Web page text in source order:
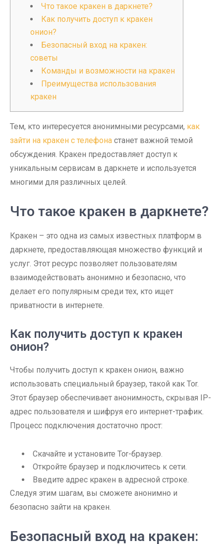
Что такое кракен в даркнете?
Как получить доступ к кракен
онион?
Безопасный вход на кракен:
советы
Команды и возможности на кракен
Преимущества использования
кракен
Тем, кто интересуется анонимными ресурсами, как
зайти на кракен с телефона станет важной темой
обсуждения. Кракен предоставляет доступ к
уникальным сервисам в даркнете и используется
многими для различных целей.
Что такое кракен в даркнете?
Кракен – это одна из самых известных платформ в
даркнете, предоставляющая множество функций и
услуг. Этот ресурс позволяет пользователям
взаимодействовать анонимно и безопасно, что
делает его популярным среди тех, кто ищет
приватности в интернете.
Как получить доступ к кракен
онион?
Чтобы получить доступ к кракен онион, важно
использовать специальный браузер, такой как Tor.
Этот браузер обеспечивает анонимность, скрывая IP-
адрес пользователя и шифруя его интернет-трафик.
Процесс подключения достаточно прост:
Скачайте и установите Tor-браузер.
Откройте браузер и подключитесь к сети.
Введите адрес кракен в адресной строке.
Следуя этим шагам, вы сможете анонимно и
безопасно зайти на кракен.
Безопасный вход на кракен: